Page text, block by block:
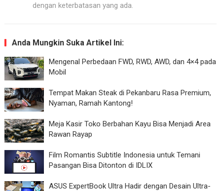
dengan keterbatasan yang ada.
Anda Mungkin Suka Artikel Ini:
Mengenal Perbedaan FWD, RWD, AWD, dan 4×4 pada
Mobil
Tempat Makan Steak di Pekanbaru Rasa Premium,
Nyaman, Ramah Kantong!
Meja Kasir Toko Berbahan Kayu Bisa Menjadi Area
Rawan Rayap
Film Romantis Subtitle Indonesia untuk Temani
Pasangan Bisa Ditonton di IDLIX
ASUS ExpertBook Ultra Hadir dengan Desain Ultra-